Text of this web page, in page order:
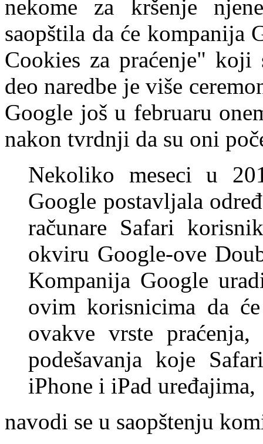
nekome za kršenje
saopštila da će kompanija
Cookies za praćenje"
deo naredbe je više
Google još u februaru
nakon tvrdnji da su oni
Nekoliko meseci u
Google postavljala
računare Safari
okviru Google-ove
Kompanija Google
ovim korisnicima da
ovakve vrste
podešavanja koje
iPhone i iPad uređajima,
navodi se u saopštenju